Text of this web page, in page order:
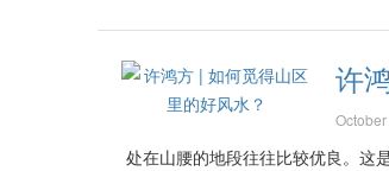
为国
的吊灯，其尾巴宛如尖尖的剑射向
些吊灯都必须移位或换成其他的
时与他联系或沟通的次数也相对减
座位的调整，并建议在适当的方位
许
处在山腰的地段往往比较优良。这